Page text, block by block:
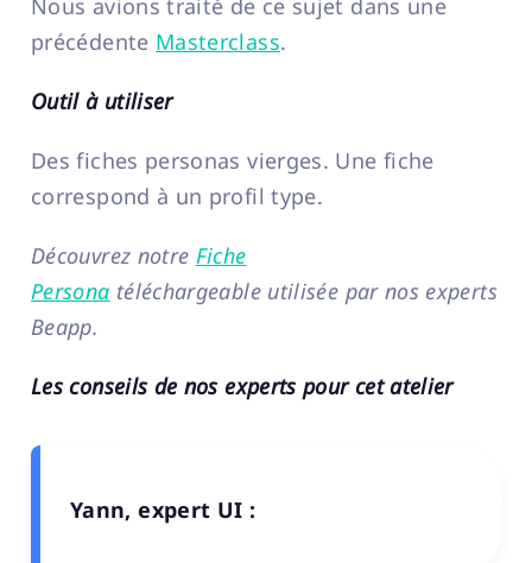
Nous avions traité de ce sujet dans une
précédente Masterclass.
Outil à utiliser
Des fiches personas vierges. Une fiche
correspond à un profil type.
Découvrez notre Fiche
Persona téléchargeable utilisée par nos experts
Beapp.
Les conseils de nos experts pour cet atelier
Yann, expert UI :